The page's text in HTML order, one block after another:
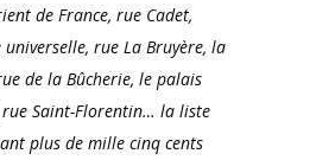
de France, rue Cadet,
universelle, rue La Bruyère, la
de la Bûcherie, le palais
rue Saint-Florentin… la liste
plus de mille cinq cents